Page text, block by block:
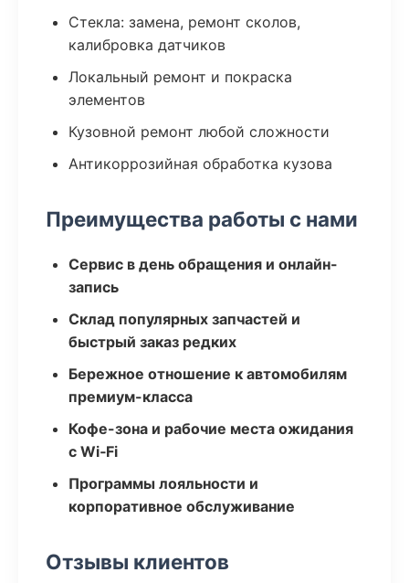
Стекла: замена, ремонт сколов,
калибровка датчиков
Локальный ремонт и покраска
элементов
Кузовной ремонт любой сложности
Антикоррозийная обработка кузова
Преимущества работы с нами
Сервис в день обращения и онлайн-
запись
Склад популярных запчастей и
быстрый заказ редких
Бережное отношение к автомобилям
премиум-класса
Кофе-зона и рабочие места ожидания
с Wi‑Fi
Программы лояльности и
корпоративное обслуживание
Отзывы клиентов